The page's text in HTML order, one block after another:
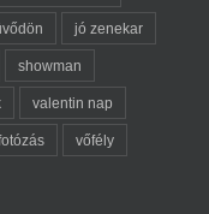
jó zenekar
showman
valentin nap
vőfély